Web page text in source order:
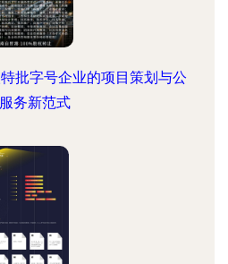
批字号企业的项目策划与公
务新范式